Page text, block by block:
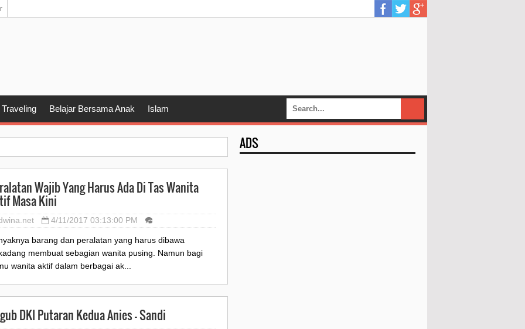
Traveling Belajar Bersama Anak Islam
Wajib Yang Harus Ada Di Tas Wanita
Masa Kini
4/11/2017 03:13:00 PM
barang dan peralatan yang harus dibawa
membuat sebagian wanita pusing. Namun bagi
wanita aktif dalam berbagai ak...
DKI Putaran Kedua Anies - Sandi
ADS